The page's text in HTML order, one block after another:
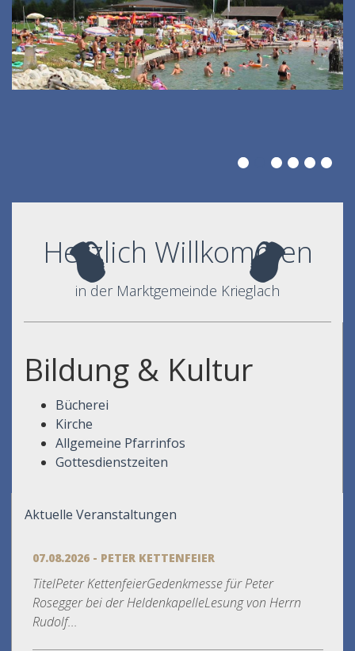
Herzlich Willkommen
in der Marktgemeinde Krieglach
Bildung & Kultur
Bücherei
Kirche
Allgemeine Pfarrinfos
Gottesdienstzeiten
Aktuelle Veranstaltungen
07.08.2026 - PETER KETTENFEIER
TitelPeter KettenfeierGedenkmesse für Peter
Rosegger bei der HeldenkapelleLesung von Herrn
Rudolf...